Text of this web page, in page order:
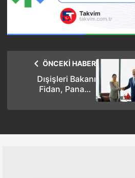
ÖNCEKİ HABER
Dışişleri Bakanı
Fidan, Panama
Mencomo’yla